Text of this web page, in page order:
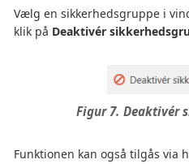
Vælg en sikkerhedsgruppe i
klik på Deaktivér
Figur 7. Deaktivér
Funktionen kan også tilgås via